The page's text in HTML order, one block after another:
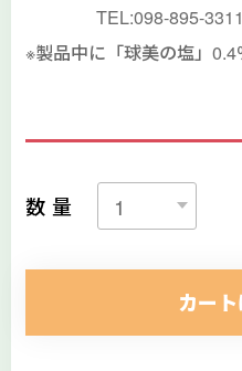
TEL:098-895-3311
※製品中に「球美の塩」0.4
数量
カー